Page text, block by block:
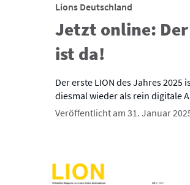
Lions Deutschland
Jetzt online: Der
ist da!
Der erste LION des Jahres 2025
diesmal wieder als rein digitale
Veröffentlicht am 31. Januar